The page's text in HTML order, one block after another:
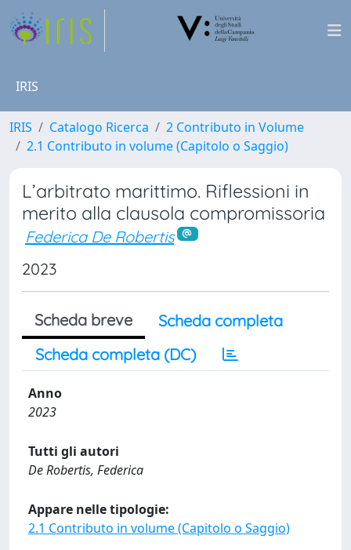
IRIS
IRIS Catalogo Ricerca
2 Contributo in Volume
2.1 Contributo in volume (Capitolo o Saggio)
L’arbitrato marittimo. Riflessioni in
merito alla clausola compromissoria
Federica De Robertis
2023
Scheda breve
Scheda completa
Scheda completa (DC)
Anno
2023
Tutti gli autori
De Robertis, Federica
Appare nelle tipologie:
2.1 Contributo in volume (Capitolo o Saggio)